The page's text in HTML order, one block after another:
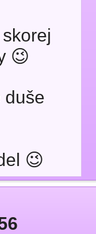
😉
duše
😉